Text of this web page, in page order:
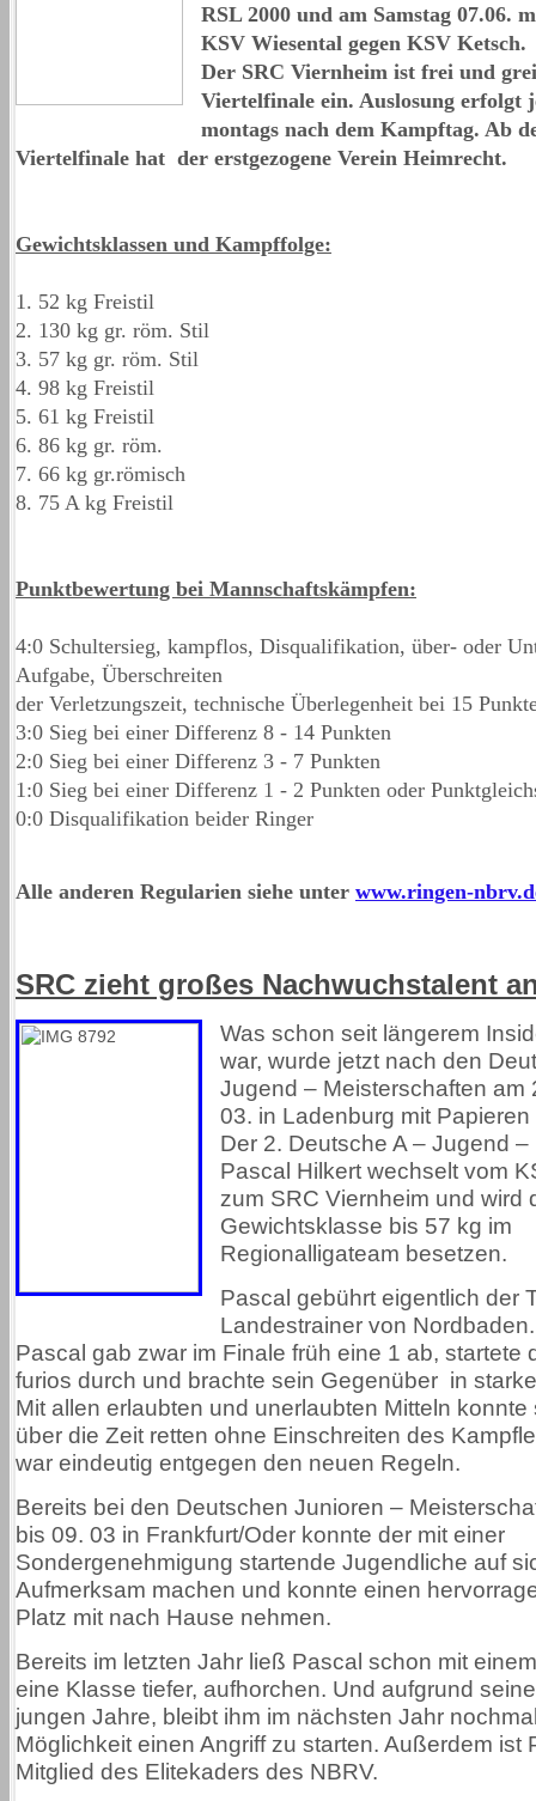
RSL 2000 und am Samstag 07.06.
KSV Wiesental gegen KSV Ketsch.
Der SRC Viernheim ist frei und
Viertelfinale ein. Auslosung erfolgt
montags nach dem Kampftag. Ab
Viertelfinale hat der erstgezogene Verein Heimrecht.
Gewichtsklassen und Kampffolge:
1. 52 kg Freistil
2. 130 kg gr. röm. Stil
3. 57 kg gr. röm. Stil
4. 98 kg Freistil
5. 61 kg Freistil
6. 86 kg gr. röm.
7. 66 kg gr.römisch
8. 75 A kg Freistil
Punktbewertung bei Mannschaftskämpfen:
4:0 Schultersieg, kampflos, Disqualifikation, über- oder
Aufgabe, Überschreiten
der Verletzungszeit, technische Überlegenheit bei 15
3:0 Sieg bei einer Differenz 8 - 14 Punkten
2:0 Sieg bei einer Differenz 3 - 7 Punkten
1:0 Sieg bei einer Differenz 1 - 2 Punkten oder
0:0 Disqualifikation beider Ringer
Alle anderen Regularien siehe unter www.ringen-
SRC zieht großes Nachwuchstalent
Was schon seit längerem
war, wurde jetzt nach den
Jugend – Meisterschaften am
03. in Ladenburg mit
Der 2. Deutsche A – Jugend –
Pascal Hilkert wechselt vom
zum SRC Viernheim und wird
Gewichtsklasse bis 57 kg im
Regionalligateam besetzen.
Pascal gebührt eigentlich der
Landestrainer von
Pascal gab zwar im Finale früh eine 1 ab, startete
furios durch und brachte sein Gegenüber in
Mit allen erlaubten und unerlaubten Mitteln konnte
über die Zeit retten ohne Einschreiten des
war eindeutig entgegen den neuen Regeln.
Bereits bei den Deutschen Junioren –
bis 09. 03 in Frankfurt/Oder konnte der mit einer
Sondergenehmigung startende Jugendliche auf
Aufmerksam machen und konnte einen
Platz mit nach Hause nehmen.
Bereits im letzten Jahr ließ Pascal schon mit
eine Klasse tiefer, aufhorchen. Und aufgrund
jungen Jahre, bleibt ihm im nächsten Jahr
Möglichkeit einen Angriff zu starten. Außerdem ist
Mitglied des Elitekaders des NBRV.